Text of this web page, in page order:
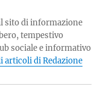
sito di informazione
tempestivo
sociale e informativo
articoli di Redazione